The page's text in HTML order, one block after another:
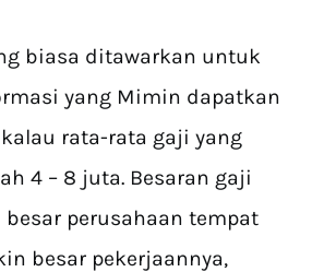
biasa ditawarkan untuk
yang Mimin dapatkan
rata-rata gaji yang
4 – 8 juta. Besaran gaji
perusahaan tempat
besar pekerjaannya,